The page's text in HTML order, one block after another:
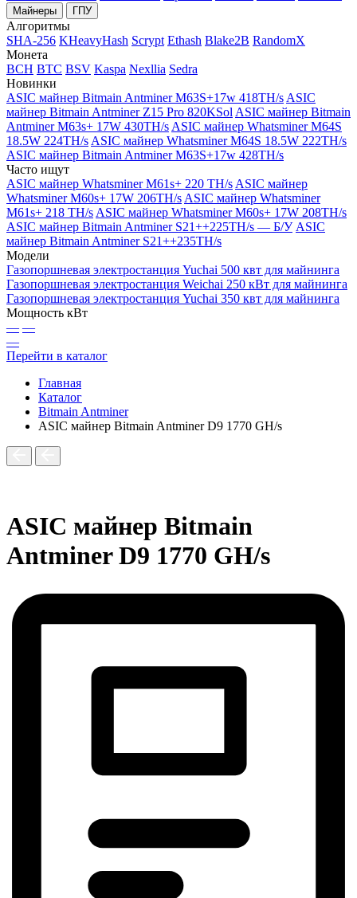
Майнеры ГПУ
Алгоритмы
SHA-256 KHeavyHash Scrypt Ethash Blake2B RandomX
Монета
BCH BTC BSV Kaspa Nexllia Sedra
Новинки
ASIC майнер Bitmain Antminer M63S+17w 418TH/s ASIC
майнер Bitmain Antminer Z15 Pro 820KSol ASIC майнер Bitmain
Antminer M63s+ 17W 430TH/s ASIC майнер Whatsminer M64S
18.5W 224TH/s ASIC майнер Whatsminer M64S 18.5W 222TH/s
ASIC майнер Bitmain Antminer M63S+17w 428TH/s
Часто ищут
ASIC майнер Whatsminer M61s+ 220 TH/s ASIC майнер
Whatsminer M60s+ 17W 206TH/s ASIC майнер Whatsminer
M61s+ 218 TH/s ASIC майнер Whatsminer M60s+ 17W 208TH/s
ASIC майнер Bitmain Antminer S21++225TH/s — Б/У ASIC
майнер Bitmain Antminer S21++235TH/s
Модели
Газопоршневая электростанция Yuchai 500 квт для майнинга
Газопоршневая электростанция Weichai 250 кВт для майнинга
Газопоршневая электростанция Yuchai 350 квт для майнинга
Мощность кВт
— —
—
Перейти в каталог
Главная
Каталог
Bitmain Antminer
ASIC майнер Bitmain Antminer D9 1770 GH/s
ASIC майнер Bitmain
Antminer D9 1770 GH/s